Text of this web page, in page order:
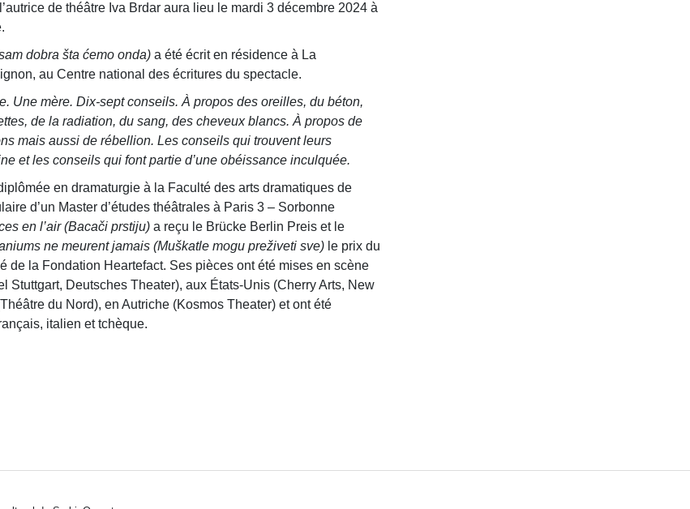
de théâtre Iva Brdar aura lieu le mardi 3 décembre 2024 à
dobra šta ćemo onda) a été écrit en résidence à La
au Centre national des écritures du spectacle.
Une mère. Dix-sept conseils. À propos des oreilles, du béton,
de la radiation, du sang, des cheveux blancs. À propos de
mais aussi de rébellion. Les conseils qui trouvent leurs
et les conseils qui font partie d’une obéissance inculquée.
en dramaturgie à la Faculté des arts dramatiques de
d’un Master d’études théâtrales à Paris 3 – Sorbonne
en l’air (Bacači prstiju) a reçu le Brücke Berlin Preis et le
ne meurent jamais (Muškatle mogu preživeti sve) le prix du
de la Fondation Heartefact. Ses pièces ont été mises en scène
Stuttgart, Deutsches Theater), aux États-Unis (Cherry Arts, New
du Nord), en Autriche (Kosmos Theater) et ont été
italien et tchèque.